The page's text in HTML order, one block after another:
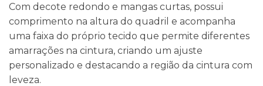
Com decote redondo e mangas curtas, possui
comprimento na altura do quadril e acompanha
uma faixa do próprio tecido que permite diferentes
amarrações na cintura, criando um ajuste
personalizado e destacando a região da cintura com
leveza.